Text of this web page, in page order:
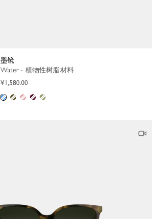
墨镜
Water - 植物性树脂材料
¥1,580.00